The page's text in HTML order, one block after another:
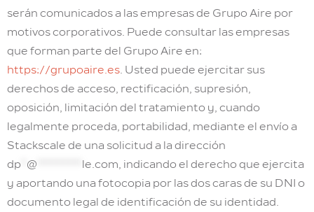
serán comunicados a las empresas de Grupo Aire por
motivos corporativos. Puede consultar las empresas
que forman parte del Grupo Aire en:
https://grupoaire.es . Usted puede ejercitar sus
derechos de acceso, rectificación, supresión,
oposición, limitación del tratamiento y, cuando
legalmente proceda, portabilidad, mediante el envío a
Stackscale de una solicitud a la dirección
dp @ le.com , indicando el derecho que ejercita
y aportando una fotocopia por las dos caras de su DNI o
documento legal de identificación de su identidad.